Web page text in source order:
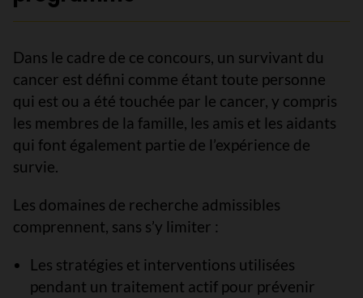
Dans le cadre de ce concours, un survivant du
cancer est défini comme étant toute personne
qui est ou a été touchée par le cancer, y compris
les membres de la famille, les amis et les aidants
qui font également partie de l’expérience de
survie.
Les domaines de recherche admissibles
comprennent, sans s’y limiter :
Les stratégies et interventions utilisées
pendant un traitement actif pour prévenir